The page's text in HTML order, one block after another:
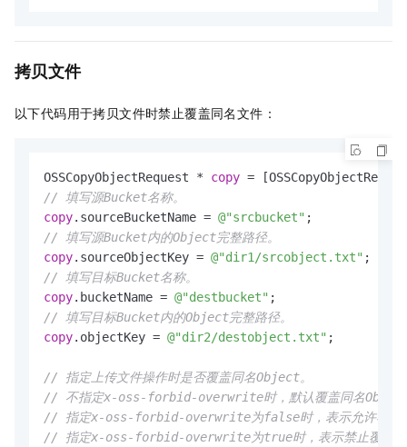
拷贝文件
以下代码用于拷贝文件时禁止覆盖同名文件：
OSSCopyObjectRequest * copy
// 填写源Bucket名称。
copy.sourceBucketName = @"srcbucket"
// 填写源Bucket内的Object完整路径。
copy.sourceObjectKey = @"dir1/srcobject.txt"
// 填写目标Bucket名称。
copy.bucketName = @"destbucket"
// 填写目标Bucket内的Object完整路径。
copy.objectKey = @"dir2/destobject.txt" ;
// 指定上传文件操作时是否覆盖同名Object。
// 不指定x-oss-forbid-overwrite时，默认覆盖同名
// 指定x-oss-forbid-overwrite为false时，表示允许覆盖
// 指定x-oss-forbid-overwrite为true时，表示禁止覆盖同